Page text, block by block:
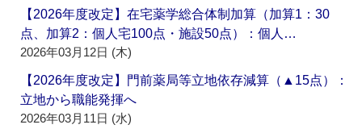
【2026年度改定】在宅薬学総合体制加算（加算1：30
点、加算2：個人宅100点・施設50点）：個人…
2026年03月12日 (木)
【2026年度改定】門前薬局等立地依存減算（▲15点）：
立地から職能発揮へ
2026年03月11日 (水)